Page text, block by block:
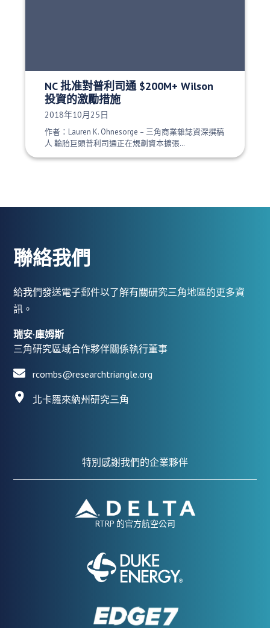
NC 批准對普利司通 $200M+ Wilson
投資的激勵措施
發布日期：
2018年10月25日
作者：Lauren K. Ohnesorge – 三角商業雜誌資深撰稿
人 輪胎巨頭普利司通正在規劃資本擴張…
聯絡我們
給我們發送電子郵件以了解有關研究三角地區的更多資
訊。
瑞安·庫姆斯
三角研究區域合作夥伴關係執行董事
rcombs@researchtriangle.org
北卡羅來納州研究三角
特別感謝我們的企業夥伴
RTRP 的官方航空公司